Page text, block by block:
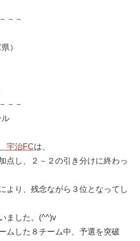
－－
）
－－
宇治FCは、
点し、２－２の引き分けに終わっ
より、残念ながら３位となってし
ました。(^^)v
ムした８チーム中、予選を突破